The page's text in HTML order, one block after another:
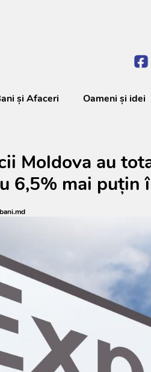
și Afaceri Oameni şi idei
Moldova au
6,5% mai puțin
bani.md